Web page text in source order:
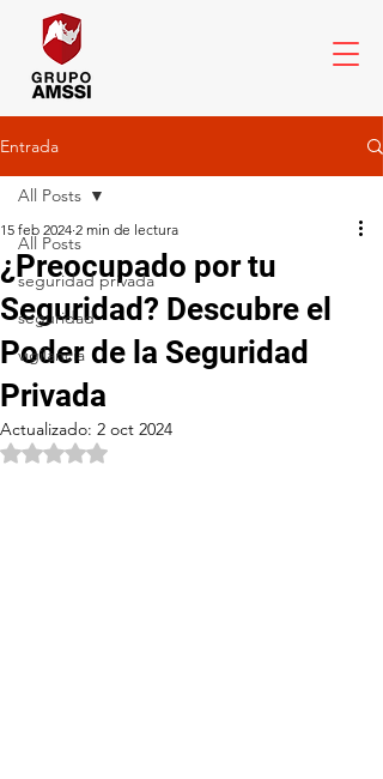
Entrada
All Posts
seguridad privada
seguridad
vigilancia
All Posts
¿Preocupado por tu
Seguridad? Descubre el
Poder de la Seguridad
Privada
15 feb 2024 2 min de lectura
Actualizado: 2 oct 2024
Obtuvo NaN de 5 estrellas.